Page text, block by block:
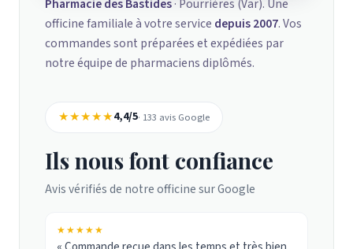
Pharmacie des Bastides· Pourrières (Var). Une
officine familiale à votre service depuis 2007. Vos
commandes sont préparées et expédiées par
notre équipe de pharmaciens diplômés.
★★★★★4,4/5· 133 avis Google
Ils nous font confiance
Avis vérifiés de notre officine sur Google
★★★★★